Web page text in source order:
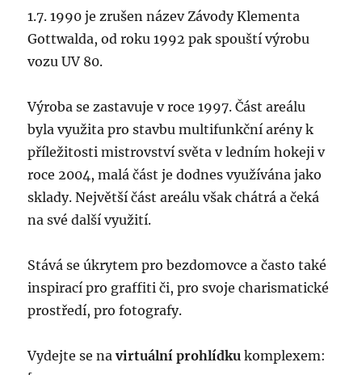
1.7. 1990 je zrušen název Závody Klementa
Gottwalda, od roku 1992 pak spouští výrobu
vozu UV 80.
Výroba se zastavuje v roce 1997. Část areálu
byla využita pro stavbu multifunkční arény k
příležitosti mistrovství světa v ledním hokeji v
roce 2004, malá část je dodnes využívána jako
sklady. Největší část areálu však chátrá a čeká
na své další využití.
Stává se úkrytem pro bezdomovce a často také
inspirací pro graffiti či, pro svoje charismatické
prostředí, pro fotografy.
Vydejte se navirtuální prohlídku komplexem: